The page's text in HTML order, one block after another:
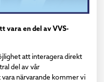
vara en del av VVS-
att interagera direkt
del av vår
närvarande kommer vi